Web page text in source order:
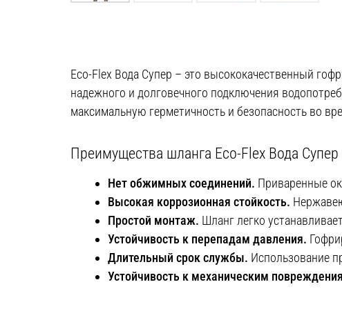
Eco-Flex Вода Супер – это высококачественный
надежного и долговечного подключения
максимальную герметичность и безопасность во
Преимущества шланга Eco-Flex Вода Супер
Нет обжимных соединений. Приваренные
Высокая коррозионная стойкость.
Простой монтаж. Шланг легко
Устойчивость к перепадам давления.
Длительный срок службы. Использование
Устойчивость к механическим